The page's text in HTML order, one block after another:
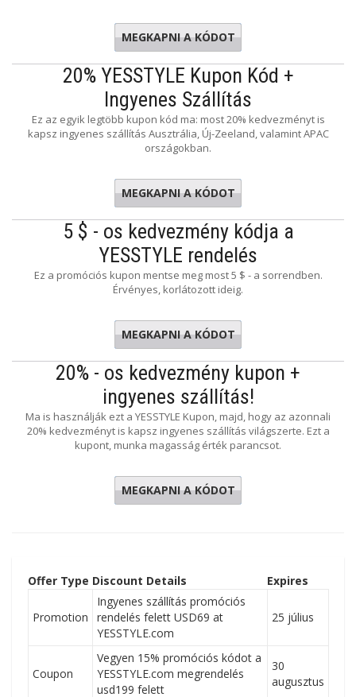
2017CNY
MEGKAPNI A KÓDOT
20% YESSTYLE Kupon Kód +
Ingyenes Szállítás
Ez az egyik legtöbb kupon kód ma: most 20% kedvezményt is
kapsz ingyenes szállítás Ausztrália, Új-Zeeland, valamint APAC
országokban.
VWFRWB
MEGKAPNI A KÓDOT
5 $ - os kedvezmény kódja a
YESSTYLE rendelés
Ez a promóciós kupon mentse meg most 5 $ - a sorrendben.
Érvényes, korlátozott ideig.
US5SALE
MEGKAPNI A KÓDOT
20% - os kedvezmény kupon +
ingyenes szállítás!
Ma is használják ezt a YESSTYLE Kupon, majd, hogy az azonnali
20% kedvezményt is kapsz ingyenes szállítás világszerte. Ezt a
kupont, munka magasság érték parancsot.
C73RAZ
MEGKAPNI A KÓDOT
Offer Type Discount Details Expires
Promotion
Ingyenes szállítás promóciós
rendelés felett USD69 at
YESSTYLE.com
25 július
Coupon
Vegyen 15% promóciós kódot a
YESSTYLE.com megrendelés
usd199 felett
30
augusztus